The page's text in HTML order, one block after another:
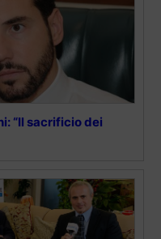
“Il sacrificio dei